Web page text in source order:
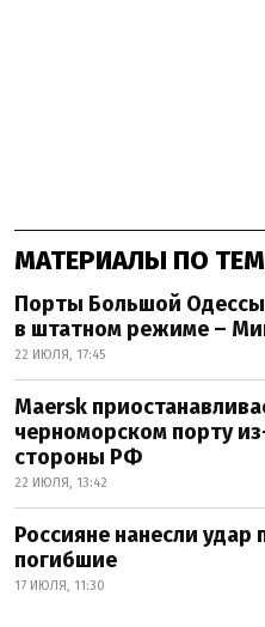
МАТЕРИАЛЫ ПО
Порты Большой
в штатном режиме –
22 ИЮЛЯ, 17:45
Maersk
черноморском порту
стороны РФ
22 ИЮЛЯ, 13:42
Россияне нанесли удар
погибшие
17 ИЮЛЯ, 11:30